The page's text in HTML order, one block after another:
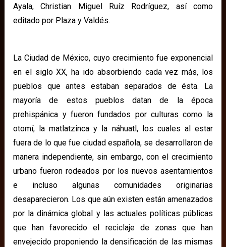
Ayala, Christian Miguel Ruíz Rodríguez, así como
editado por Plaza y Valdés.
La Ciudad de México, cuyo crecimiento fue exponencial
en el siglo XX, ha ido absorbiendo cada vez más, los
pueblos que antes estaban separados de ésta. La
mayoría de estos pueblos datan de la época
prehispánica y fueron fundados por culturas como la
otomí, la matlatzinca y la náhuatl, los cuales al estar
fuera de lo que fue ciudad española, se desarrollaron de
manera independiente, sin embargo, con el crecimiento
urbano fueron rodeados por los nuevos asentamientos
e incluso algunas comunidades originarias
desaparecieron. Los que aún existen están amenazados
por la dinámica global y las actuales políticas públicas
que han favorecido el reciclaje de zonas que han
envejecido proponiendo la densificación de las mismas